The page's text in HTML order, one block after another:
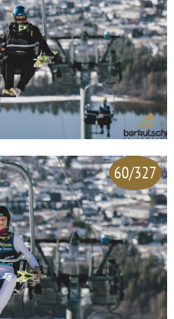
60/327